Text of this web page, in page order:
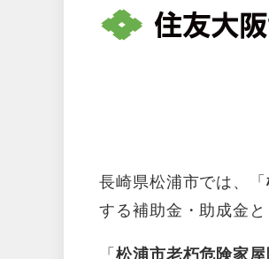
長崎県松浦市では、「
する補助金・助成金と
「 松浦市老朽危険家